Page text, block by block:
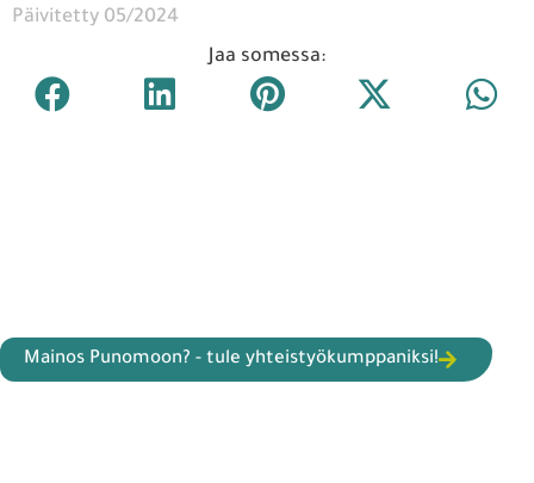
Päivitetty 05/2024
Jaa somessa:
Mainos Punomoon? - tule yhteistyökumppaniksi!